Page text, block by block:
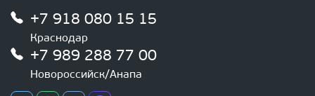
+7 918 080 15 15
Краснодар
+7 989 288 77 00
Новороссийск/Анапа